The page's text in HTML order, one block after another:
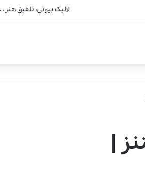
لالیک بیوتی: تلفیق
|